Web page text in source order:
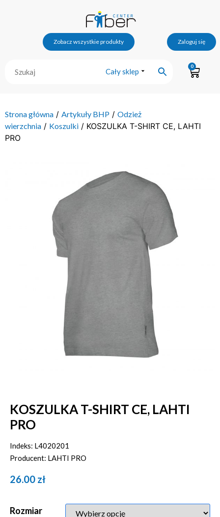
Zobacz wszystkie produkty Zaloguj się
Cały sklep
0
Strona główna / Artykuły BHP / Odzież
wierzchnia / Koszulki / KOSZULKA T-SHIRT CE, LAHTI
PRO
KOSZULKA T-SHIRT CE, LAHTI
PRO
Indeks: L4020201
Producent: LAHTI PRO
26.00 zł
Rozmiar